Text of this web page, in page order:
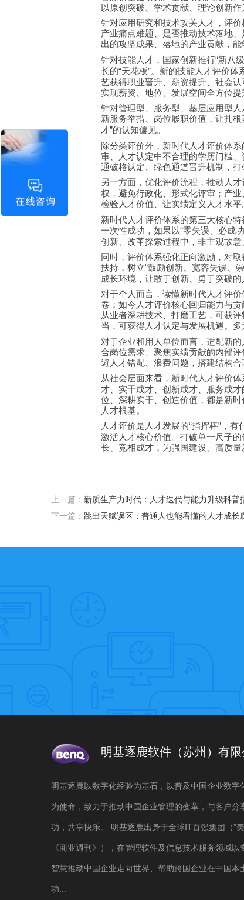
以原创突破、学术贡献、理论创新作
针对应用研究和技术攻关人才，评
产业痛点难题、是否推动技术落地
出的攻坚成果、落地的产业贡献，
针对技能人才，国家创新推行“新八
长的“天花板”。新的技能人才评价体
艺获得职业晋升、薪资提升、社会
实现薪资、地位、发展空间全方位提
针对管理型、服务型、基层应用型
新服务举措、岗位履职价值，让扎
才”的认知偏见。
除分类评价外，新时代人才评价体
审、人才认定中不合理的学历门槛
通破格认定、绿色通道晋升机制，
另一方面，优化评价流程，推动人才
权，避免行政化、形式化评审；产
检验人才价值、让实绩定义人才水
新时代人才评价体系的第三大核心特
一次性成功，如果以“零失误、必成功
创新、改革探索过程中，非主观故
同时，评价体系强化正向激励，对
扶持，树立“鼓励创新、宽容失误、
成长环境，让敢于创新、勇于突破的
对于个人而言，读懂新时代人才评
卷；如今人才评价核心回归能力与
从业者深耕技术、打磨工艺，可获
当，可获得人才认定与发展机遇。
对于企业和用人单位而言，适配新
合岗位需求、聚焦实绩贡献的内部
避人才错配、浪费问题，搭建结构
从社会层面来看，新时代人才评价
才、实干成才、创新成才、服务成
位、深耕实干、创造价值，都是新
人才根基。
人才评价是人才发展的“指挥棒” ，
激活人才核心价值。打破单一尺子
长、竞相成才，为强国建设、高质量
上一篇： 新质生产力时代：人才迭代与能力升级科普
下一篇： 跳出天赋误区：普通人也能看懂的人才成长
明基逐鹿软件（苏州）有限
明基逐鹿以数字化经验为基石，以普及中国企业数字
为使命，致力于推动中国企业管理的变革，与客户分
功，共享快乐。 明基逐鹿出身于全球IT百强集团（*
《商业週刊》），在管理软件及信息技术服务领域以
智慧推动中国企业走向世界、帮助跨国企业在中国本
功...